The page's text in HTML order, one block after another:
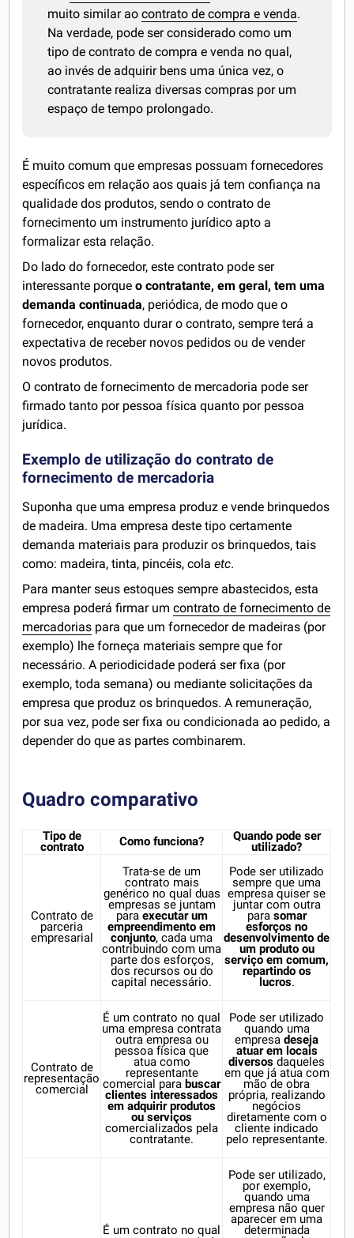
muito similar aocontrato de compra e venda.
Na verdade, pode ser considerado como um
tipo de contrato de compra e venda no qual,
ao invés de adquirir bens uma única vez, o
contratante realiza diversas compras por um
espaço de tempo prolongado.
É muito comum que empresas possuam fornecedores
específicos em relação aos quais já tem confiança na
qualidade dos produtos, sendo o contrato de
fornecimento um instrumento jurídico apto a
formalizar esta relação.
Do lado do fornecedor, este contrato pode ser
interessante porqueo contratante, em geral, tem uma
demanda continuada, periódica, de modo que o
fornecedor, enquanto durar o contrato, sempre terá a
expectativa de receber novos pedidos ou de vender
novos produtos.
O contrato de fornecimento de mercadoria pode ser
firmado tanto por pessoa física quanto por pessoa
jurídica.
Exemplo de utilização do contrato de
fornecimento de mercadoria
Suponha que uma empresa produz e vende brinquedos
de madeira. Uma empresa deste tipo certamente
demanda materiais para produzir os brinquedos, tais
como: madeira, tinta, pincéis, colaetc.
Para manter seus estoques sempre abastecidos, esta
empresa poderá firmar umcontrato de fornecimento de
mercadorias para que um fornecedor de madeiras (por
exemplo) lhe forneça materiais sempre que for
necessário. A periodicidade poderá ser fixa (por
exemplo, toda semana) ou mediante solicitações da
empresa que produz os brinquedos. A remuneração,
por sua vez, pode ser fixa ou condicionada ao pedido, a
depender do que as partes combinarem.
Quadro comparativo
Tipo de
contrato
Como funciona?
Quando pode ser
utilizado?
Contrato de
parceria
empresarial
Trata-se de um
contrato mais
genérico no qual duas
empresas se juntam
para executar um
empreendimento em
conjunto, cada uma
contribuindo com uma
parte dos esforços,
dos recursos ou do
capital necessário.
Pode ser utilizado
sempre que uma
empresa quiser se
juntar com outra
para somar
esforços no
desenvolvimento de
um produto ou
serviço em comum,
repartindo os
lucros.
Contrato de
representação
comercial
É um contrato no qual
uma empresa contrata
outra empresa ou
pessoa física que
atua como
representante
comercial para buscar
clientes interessados
em adquirir produtos
ou serviços
comercializados pela
contratante.
Pode ser utilizado
quando uma
empresadeseja
atuar em locais
diversos daqueles
em que já atua com
mão de obra
própria, realizando
negócios
diretamente com o
cliente indicado
pelo representante.
É um contrato no qual
Pode ser utilizado,
por exemplo,
quando uma
empresa não quer
aparecer em uma
determinada